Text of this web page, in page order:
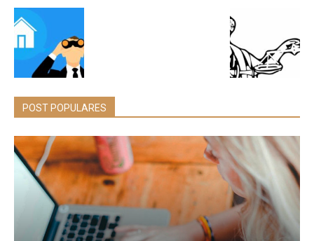
POST POPULARES